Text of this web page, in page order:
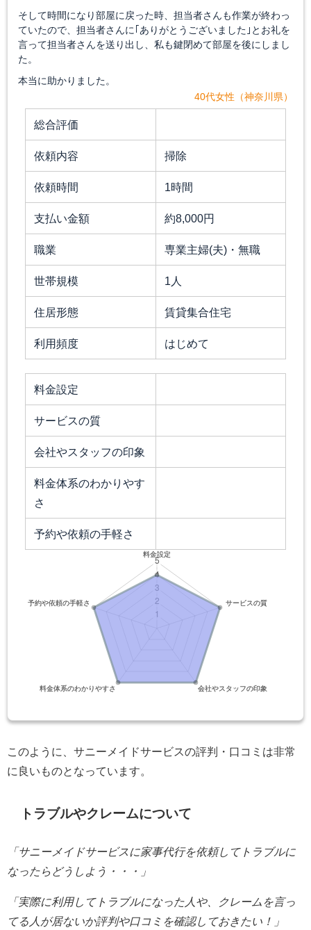
そして時間になり部屋に戻った時、担当者さんも作業が終わっ
ていたので、担当者さんに｢ありがとうございました｣とお礼を
言って担当者さんを送り出し、私も鍵閉めて部屋を後にしまし
た。
本当に助かりました。
40代女性（神奈川県）
総合評価
依頼内容 掃除
依頼時間 1時間
支払い金額 約8,000円
職業 専業主婦(夫)・無職
世帯規模 1人
住居形態 賃貸集合住宅
利用頻度 はじめて
料金設定
サービスの質
会社やスタッフの印象
料金体系のわかりやす
さ
予約や依頼の手軽さ
このように、サニーメイドサービスの評判・口コミは非常
に良いものとなっています。
トラブルやクレームについて
「サニーメイドサービスに家事代行を依頼してトラブルに
なったらどうしよう・・・」
「実際に利用してトラブルになった人や、クレームを言っ
てる人が居ないか評判や口コミを確認しておきたい！」